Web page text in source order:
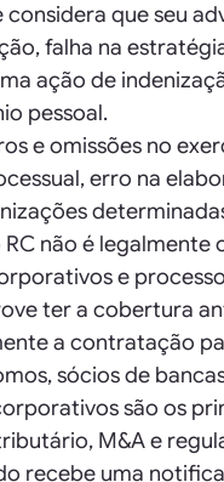
que seu
falha na
ação de
pessoal.
e omissões no
erro na
RC não é
e
ter a cobertura
a contratação
sócios de
são os
M&A e
recebe uma